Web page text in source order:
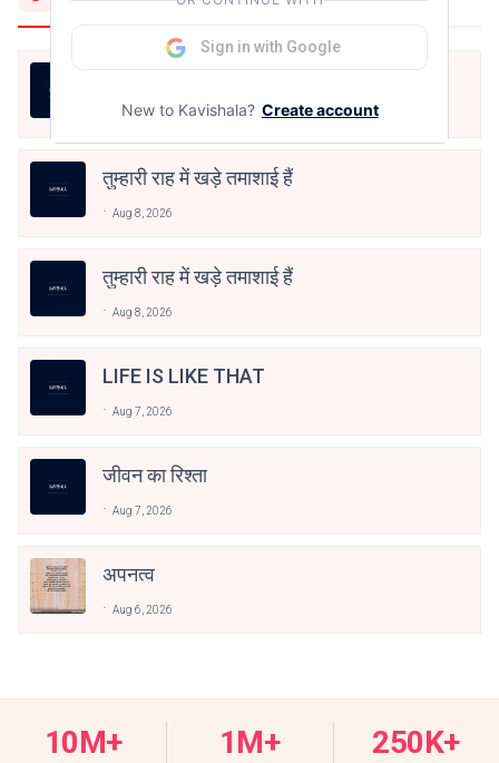
Aug 8, 2026
तुम्हारी राह में खड़े तमाशाई हैं
Aug 8, 2026
तुम्हारी राह में खड़े तमाशाई हैं
Aug 8, 2026
LIFE IS LIKE THAT
Aug 7, 2026
जीवन का रिश्ता
Aug 7, 2026
अपनत्व
Aug 6, 2026
10M+ 1M+ 250K+
Sign in with Google
New to Kavishala? Create account